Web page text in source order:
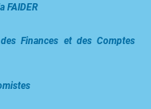
FAIDER
Finances et des Comptes